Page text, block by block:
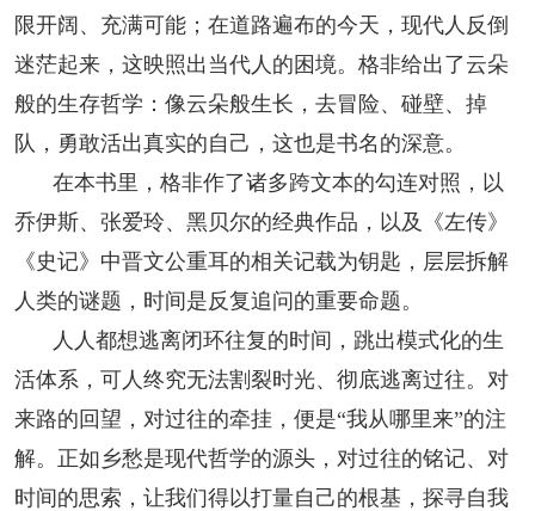
限开阔、充满可能；在道路遍布的今天，现代人反倒
迷茫起来，这映照出当代人的困境。格非给出了云朵
般的生存哲学：像云朵般生长，去冒险、碰壁、掉
队，勇敢活出真实的自己，这也是书名的深意。
在本书里，格非作了诸多跨文本的勾连对照，以
乔伊斯、张爱玲、黑贝尔的经典作品，以及《左传》
《史记》中晋文公重耳的相关记载为钥匙，层层拆解
人类的谜题，时间是反复追问的重要命题。
人人都想逃离闭环往复的时间，跳出模式化的生
活体系，可人终究无法割裂时光、彻底逃离过往。对
来路的回望，对过往的牵挂，便是“我从哪里来”的注
解。正如乡愁是现代哲学的源头，对过往的铭记、对
时间的思索，让我们得以打量自己的根基，探寻自我